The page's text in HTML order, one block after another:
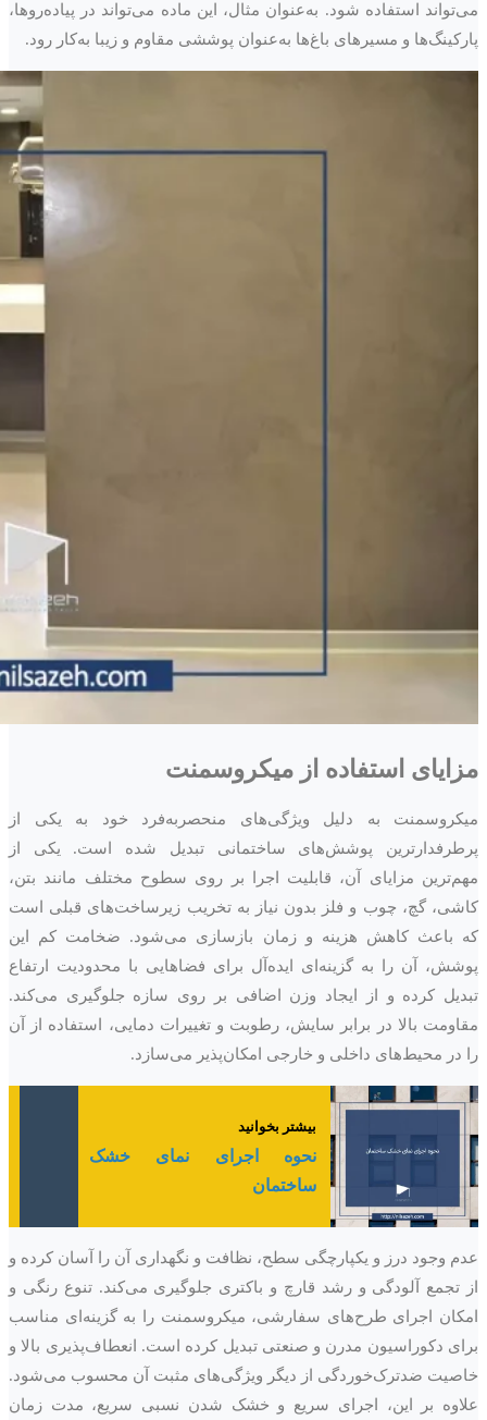
می‌تواند استفاده شود. به‌عنوان مثال، این ماده می‌تواند در پیاده‌روها،
پارکینگ‌ها و مسیرهای باغ‌ها به‌عنوان پوششی مقاوم و زیبا به‌کار رود.
مزایای استفاده از میکروسمنت
میکروسمنت به دلیل ویژگی‌های منحصربه‌فرد خود به یکی از
پرطرفدارترین پوشش‌های ساختمانی تبدیل شده است. یکی از
مهم‌ترین مزایای آن، قابلیت اجرا بر روی سطوح مختلف مانند بتن،
کاشی، گچ، چوب و فلز بدون نیاز به تخریب زیرساخت‌های قبلی است
که باعث کاهش هزینه و زمان بازسازی می‌شود. ضخامت کم این
پوشش، آن را به گزینه‌ای ایده‌آل برای فضاهایی با محدودیت ارتفاع
تبدیل کرده و از ایجاد وزن اضافی بر روی سازه جلوگیری می‌کند.
مقاومت بالا در برابر سایش، رطوبت و تغییرات دمایی، استفاده از آن
را در محیط‌های داخلی و خارجی امکان‌پذیر می‌سازد.
بیشتر بخوانید
نحوه اجرای نمای خشک
ساختمان
عدم وجود درز و یکپارچگی سطح، نظافت و نگهداری آن را آسان کرده و
از تجمع آلودگی و رشد قارچ و باکتری جلوگیری می‌کند. تنوع رنگی و
امکان اجرای طرح‌های سفارشی، میکروسمنت را به گزینه‌ای مناسب
برای دکوراسیون مدرن و صنعتی تبدیل کرده است. انعطاف‌پذیری بالا و
خاصیت ضدترک‌خوردگی از دیگر ویژگی‌های مثبت آن محسوب می‌شود.
علاوه بر این، اجرای سریع و خشک شدن نسبی سریع، مدت زمان